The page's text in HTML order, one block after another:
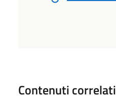
Contenuti correlati